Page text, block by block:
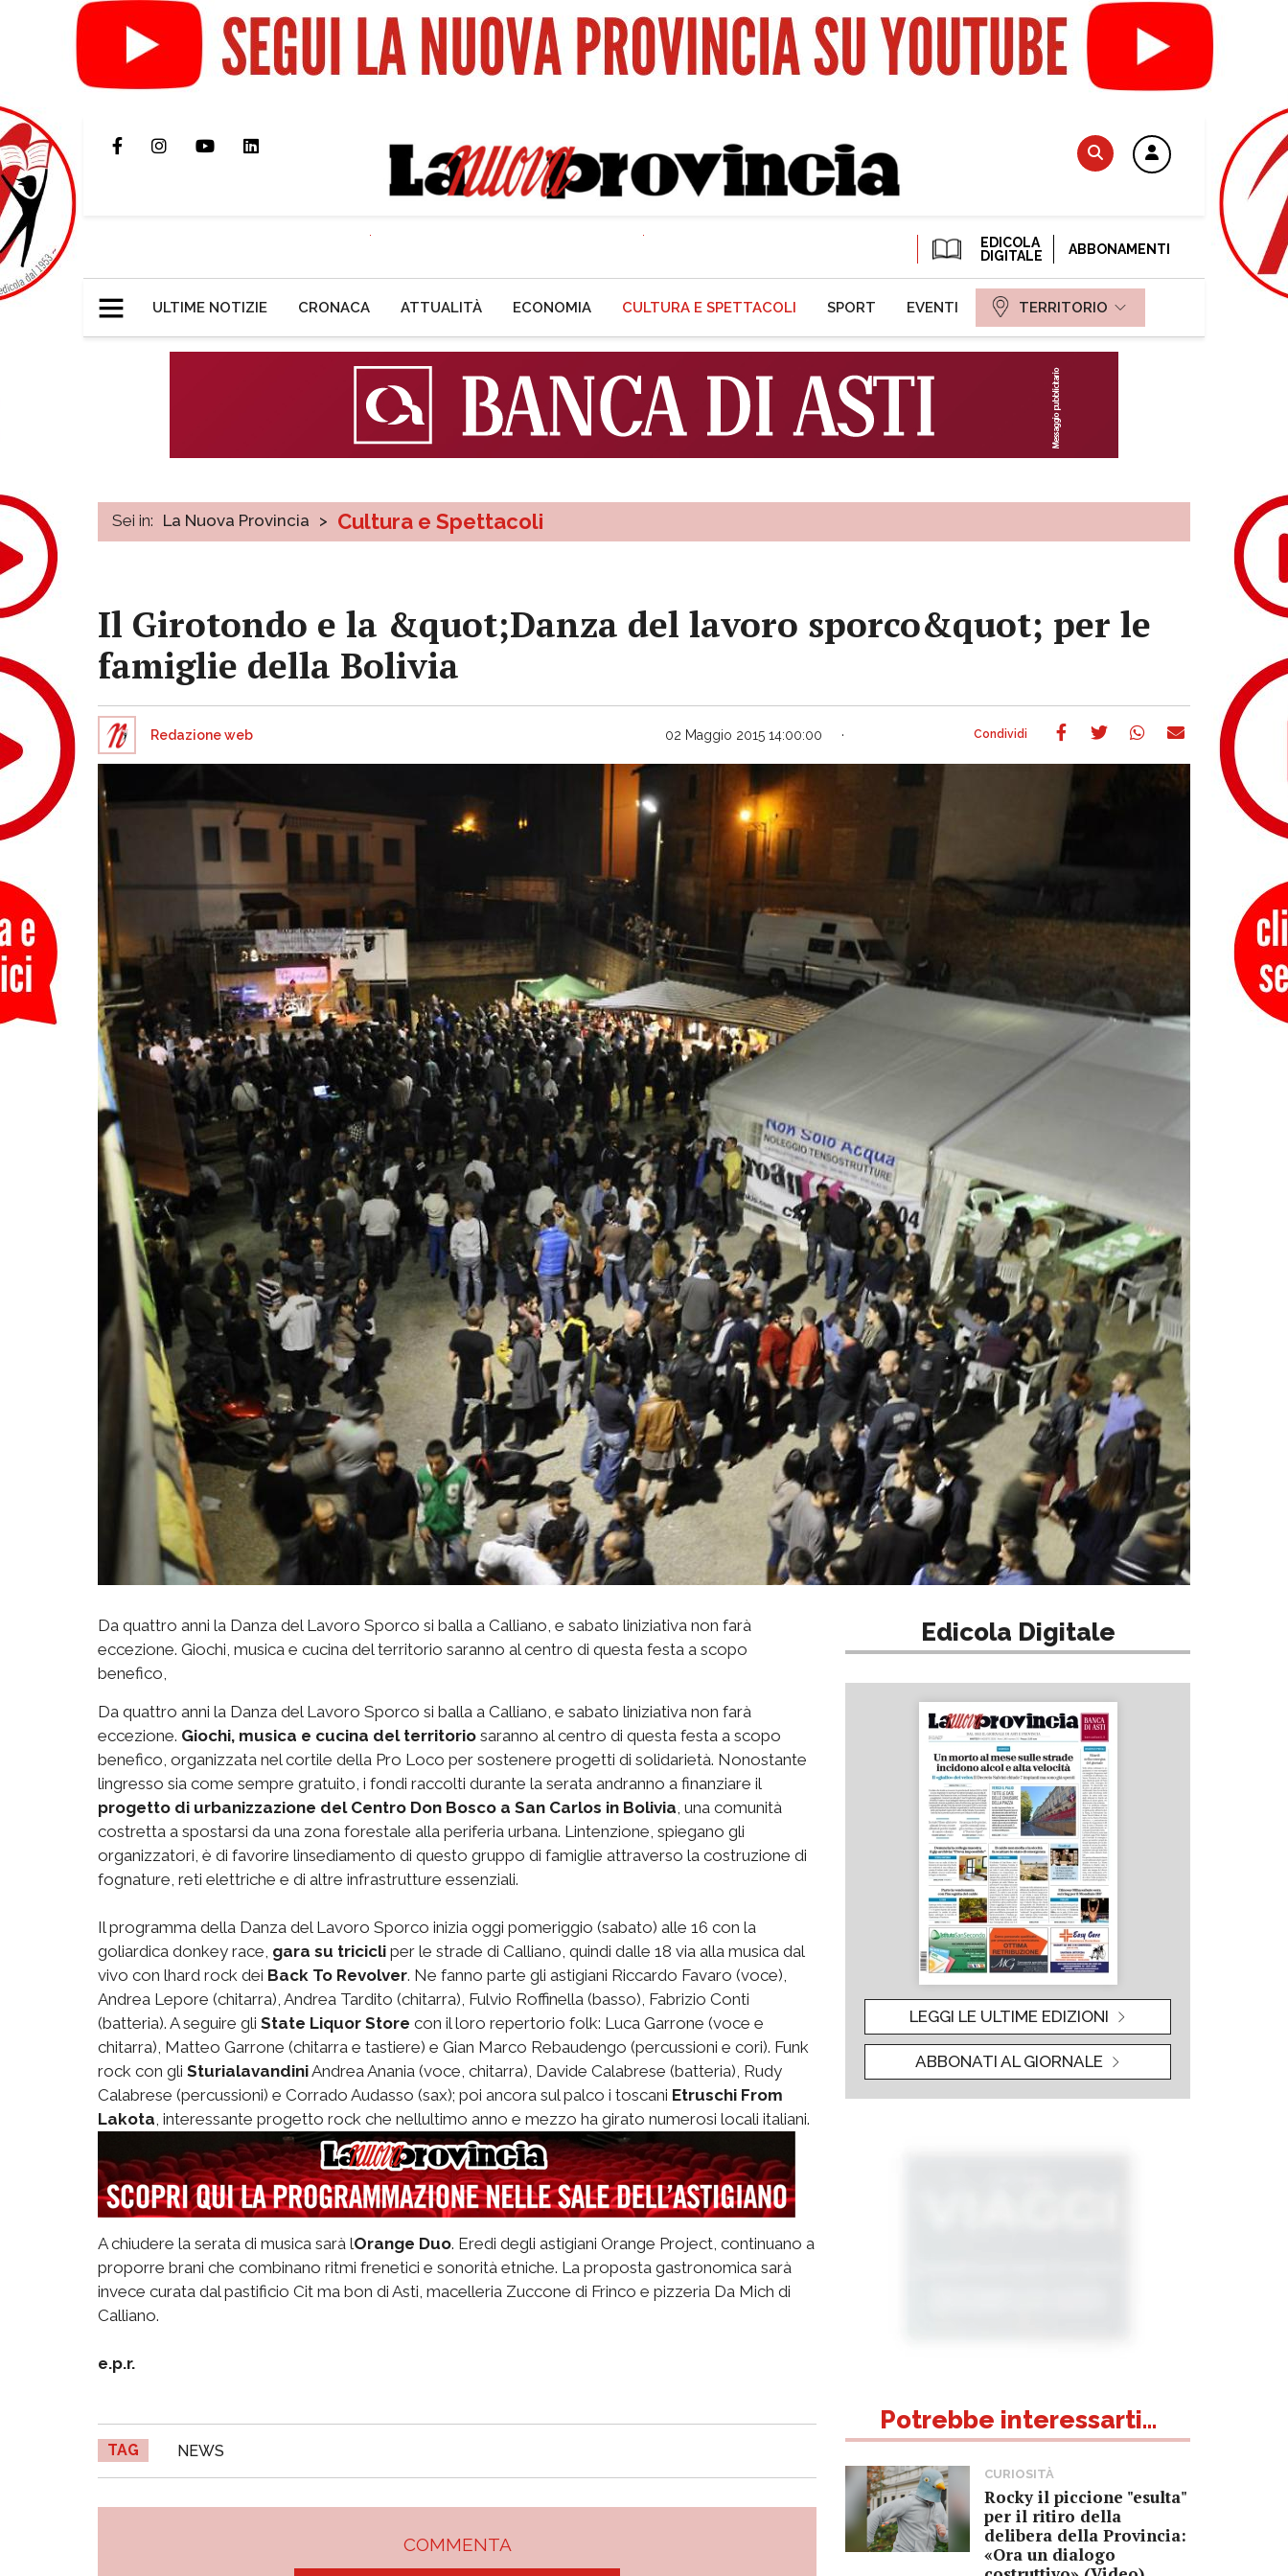
EDICOLA
DIGITALE
ABBONAMENTI
ULTIME NOTIZIE CRONACA ATTUALITÀ ECONOMIA CULTURA E SPETTACOLI SPORT EVENTI TERRITORIO
Sei in: La Nuova Provincia > Cultura e Spettacoli
Il Girotondo e la &quot;Danza del lavoro sporco&quot; per le
famiglie della Bolivia
Redazione web 02 Maggio 2015 14:00:00
Da quattro anni la Danza del Lavoro Sporco si balla a Calliano, e sabato liniziativa non farà
eccezione. Giochi, musica e cucina del territorio saranno al centro di questa festa a scopo
benefico,
Da quattro anni la Danza del Lavoro Sporco si balla a Calliano, e sabato liniziativa non farà
eccezione. Giochi, musica e cucina del territorio saranno al centro di questa festa a scopo
benefico, organizzata nel cortile della Pro Loco per sostenere progetti di solidarietà. Nonostante
lingresso sia come sempre gratuito, i fondi raccolti durante la serata andranno a finanziare il
progetto di urbanizzazione del Centro Don Bosco a San Carlos in Bolivia , una comunità
costretta a spostarsi da una zona forestale alla periferia urbana. Lintenzione, spiegano gli
organizzatori, è di favorire linsediamento di questo gruppo di famiglie attraverso la costruzione di
fognature, reti elettriche e di altre infrastrutture essenziali.
Il programma della Danza del Lavoro Sporco inizia oggi pomeriggio (sabato) alle 16 con la
goliardica donkey race, gara su tricicli per le strade di Calliano, quindi dalle 18 via alla musica dal
vivo con lhard rock dei Back To Revolver. Ne fanno parte gli astigiani Riccardo Favaro (voce),
Andrea Lepore (chitarra), Andrea Tardito (chitarra), Fulvio Roffinella (basso), Fabrizio Conti
(batteria). A seguire gli State Liquor Store con il loro repertorio folk: Luca Garrone (voce e
chitarra), Matteo Garrone (chitarra e tastiere) e Gian Marco Rebaudengo (percussioni e cori). Funk
rock con gli SturialavandiniAndrea Anania (voce, chitarra), Davide Calabrese (batteria), Rudy
Calabrese (percussioni) e Corrado Audasso (sax); poi ancora sul palco i toscani Etruschi From
Lakota , interessante progetto rock che nellultimo anno e mezzo ha girato numerosi locali italiani.
A chiudere la serata di musica sarà lOrange Duo. Eredi degli astigiani Orange Project, continuano a
proporre brani che combinano ritmi frenetici e sonorità etniche. La proposta gastronomica sarà
invece curata dal pastificio Cit ma bon di Asti, macelleria Zuccone di Frinco e pizzeria Da Mich di
Calliano.
e.p.r.
TAG NEWS
COMMENTA
Edicola Digitale
LEGGI LE ULTIME EDIZIONI
ABBONATI AL GIORNALE
Potrebbe interessarti...
CURIOSITÀ
Rocky il piccione "esulta"
per il ritiro della
delibera della Provincia:
«Ora un dialogo